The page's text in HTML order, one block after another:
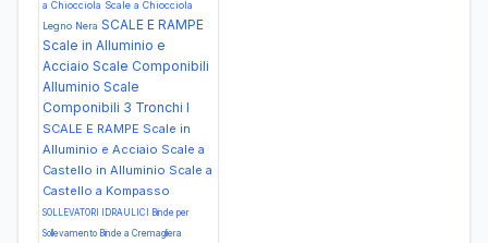
a Chiocciola Scale a Chiocciola
Legno Nera SCALE E RAMPE
Scale in Alluminio e
Acciaio Scale Componibili
Alluminio Scale
Componibili 3 Tronchi I
SCALE E RAMPE Scale in
Alluminio e Acciaio Scale a
Castello in Alluminio Scale a
Castello a Kompasso
SOLLEVATORI IDRAULICI Binde per
Sollevamento Binde a Cremagliera